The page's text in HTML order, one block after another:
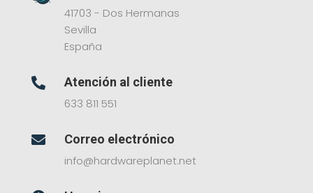
41703 - Dos Hermanas
Sevilla
España

Atención al cliente
633 811 551

Correo electrónico
info@hardwareplanet.net